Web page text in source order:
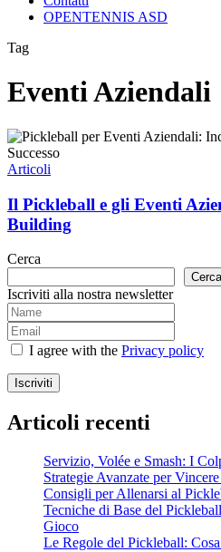
OPENTENNIS ASD
Tag
Eventi Aziendali
Il
Pickleball
e
Eventi
Aziendali:
Incentive
Team
Building
Articoli
Il Pickleball e gli Eventi
Building
Cerca
Cerca
Iscriviti alla nostra newsletter
I agree with the Privacy policy
Iscriviti
Articoli recenti
Servizio, Volée e Smash: I
Strategie Avanzate per
Consigli per Allenarsi al
Tecniche di Base del
Gioco
Le Regole del Pickleball: